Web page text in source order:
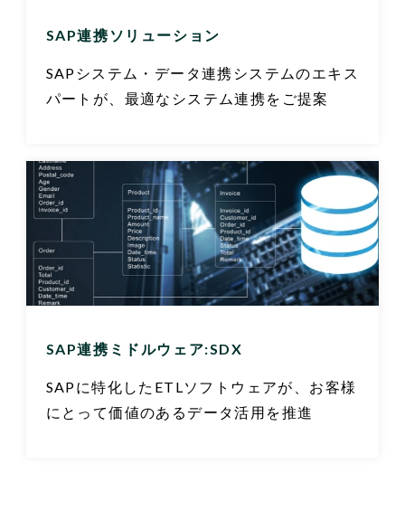
SAP連携ソリューション
SAPシステム・データ連携システムのエキス
パートが、最適なシステム連携をご提案
SAP連携ミドルウェア:SDX
SAPに特化したETLソフトウェアが、お客様
にとって価値のあるデータ活用を推進